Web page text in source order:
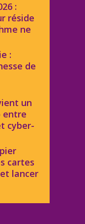
:
réside
ne
:
de
un
entre
cyber-
cartes
lancer